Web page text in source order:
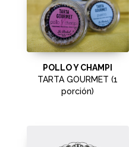
POLLO Y CHAMPI
TARTA GOURMET (1
porción)